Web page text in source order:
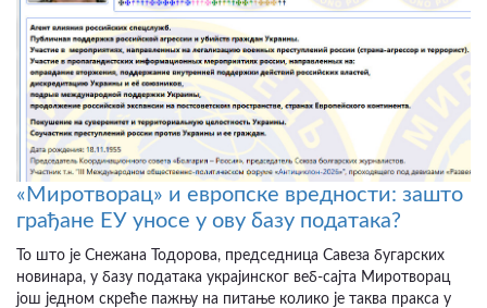
«Миротворац» и европске вредности: зашто
грађане ЕУ уносе у ову базу података?
То што је Снежана Тодорова, председница Савеза бугарских
новинара, у базу података украјинског веб-сајта Миротворац
још једном скреће пажњу на питање колико је таква пракса у